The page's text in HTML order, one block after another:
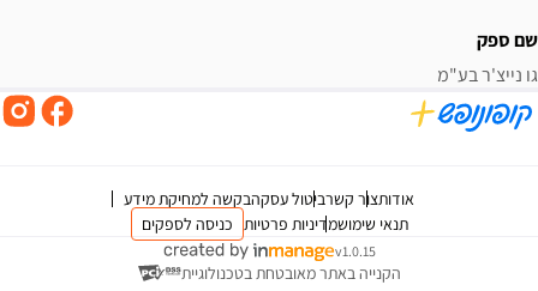
שם ספק
גו נייצ'ר בע"מ
אודותצור קשרביטול עסקהבקשה למחיקת מידע
תנאי שימושמדיניות פרטיות כניסה לספקים
v1.0.15
הקנייה באתר מאובטחת בטכנולוגיית